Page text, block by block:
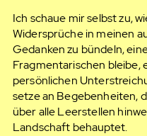
Ich schaue mir selbst zu,
Widersprüche in meinen
Gedanken zu bündeln,
Fragmentarischen bleibe,
persönlichen
setze an Begebenheiten,
über alle Leerstellen
Landschaft behauptet.